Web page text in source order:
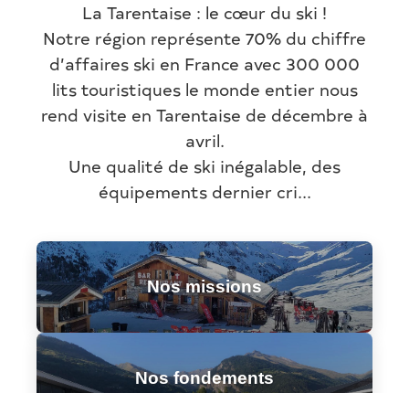
La Tarentaise : le cœur du ski !
Notre région représente 70% du chiffre
d’affaires ski en France avec 300 000
lits touristiques le monde entier nous
rend visite en Tarentaise de décembre à
avril.
Une qualité de ski inégalable, des
équipements dernier cri...
Nos missions
Nos fondements